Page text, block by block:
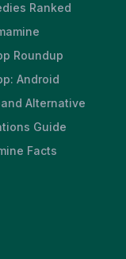
Ranked
Roundup
Android
Alternative
Guide
Facts